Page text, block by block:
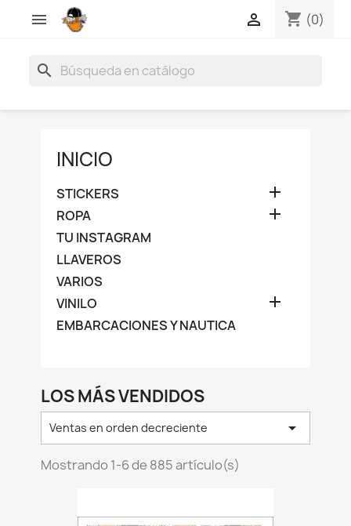
 shopping_cart (0)

search
INICIO
STICKERS 
ROPA 
TU INSTAGRAM
LLAVEROS
VARIOS
VINILO

EMBARCACIONES Y NAUTICA
LOS MÁS VENDIDOS
Ventas en orden decreciente 
Mostrando 1-6 de 885 artículo(s)